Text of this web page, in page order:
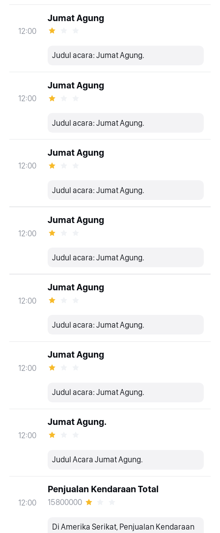
12:00
Jumat Agung
Judul acara: Jumat Agung.
12:00
Jumat Agung
Judul acara: Jumat Agung.
12:00
Jumat Agung
Judul acara: Jumat Agung.
12:00
Jumat Agung
Judul acara: Jumat Agung.
12:00
Jumat Agung
Judul acara: Jumat Agung.
12:00
Jumat Agung
Judul acara: Jumat Agung.
12:00
Jumat Agung.
Judul Acara Jumat Agung.
12:00
Penjualan Kendaraan Total
15800000
Di Amerika Serikat, Penjualan Kendaraan